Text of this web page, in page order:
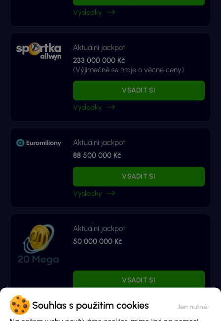
Souhlas s použitím cookies
Výsledky
Aktuální jackpot
233 000 000 Kč
(Výjimečně se hraje o věcné ceny)
VSADIT SI
Výsledky
Aktuální jackpot
88 500 000 Kč
VSADIT SI
Výsledky
Aktuální jackpot
50 000 000 Kč
VSADIT SI